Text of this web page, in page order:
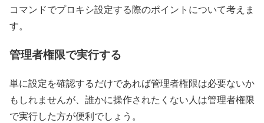
コマンドでプロキシ設定する際のポイントについて考えま
す。
管理者権限で実行する
単に設定を確認するだけであれば管理者権限は必要ないか
もしれませんが、誰かに操作されたくない人は管理者権限
で実行した方が便利でしょう。